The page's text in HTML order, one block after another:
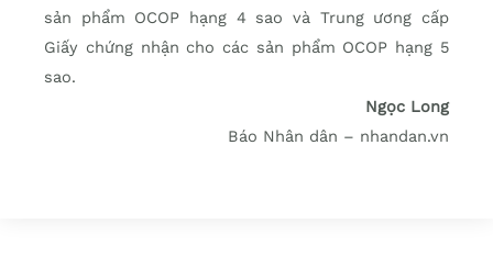
sản phẩm OCOP hạng 4 sao và Trung ương cấp
Giấy chứng nhận cho các sản phẩm OCOP hạng 5
sao.
Ngọc Long
Báo Nhân dân – nhandan.vn